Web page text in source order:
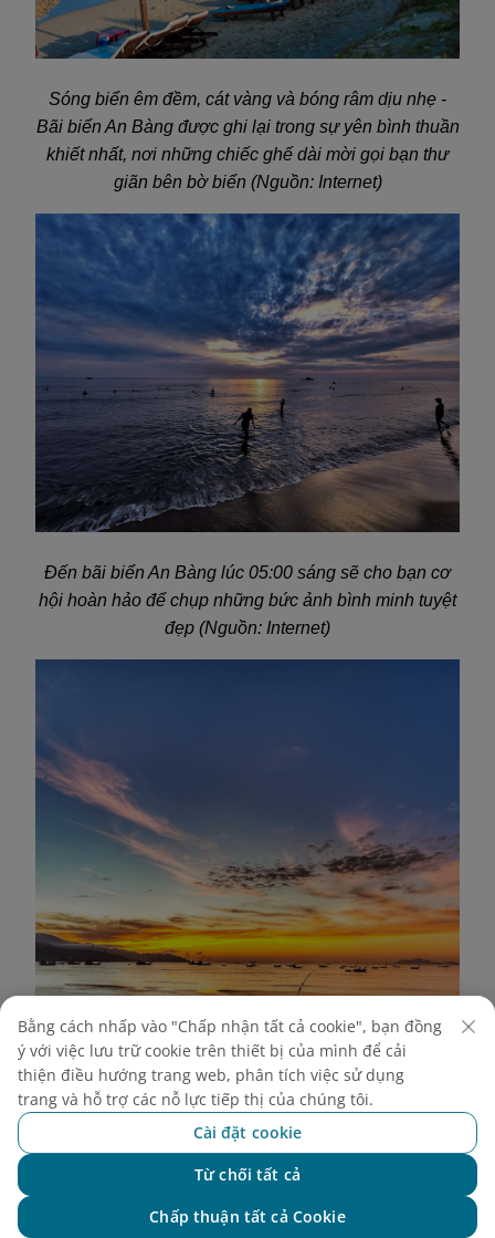
Sóng biển êm đềm, cát vàng và bóng râm dịu nhẹ -
Bãi biển An Bàng được ghi lại trong sự yên bình thuần
khiết nhất, nơi những chiếc ghế dài mời gọi bạn thư
giãn bên bờ biển (Nguồn: Internet)
Đến bãi biển An Bàng lúc 05:00 sáng sẽ cho bạn cơ
hội hoàn hảo để chụp những bức ảnh bình minh tuyệt
đẹp (Nguồn: Internet)
Bằng cách nhấp vào "Chấp nhận tất cả cookie", bạn đồng
ý với việc lưu trữ cookie trên thiết bị của mình để cải
thiện điều hướng trang web, phân tích việc sử dụng
trang và hỗ trợ các nỗ lực tiếp thị của chúng tôi.
Cài đặt cookie
Từ chối tất cả
Chấp thuận tất cả Cookie